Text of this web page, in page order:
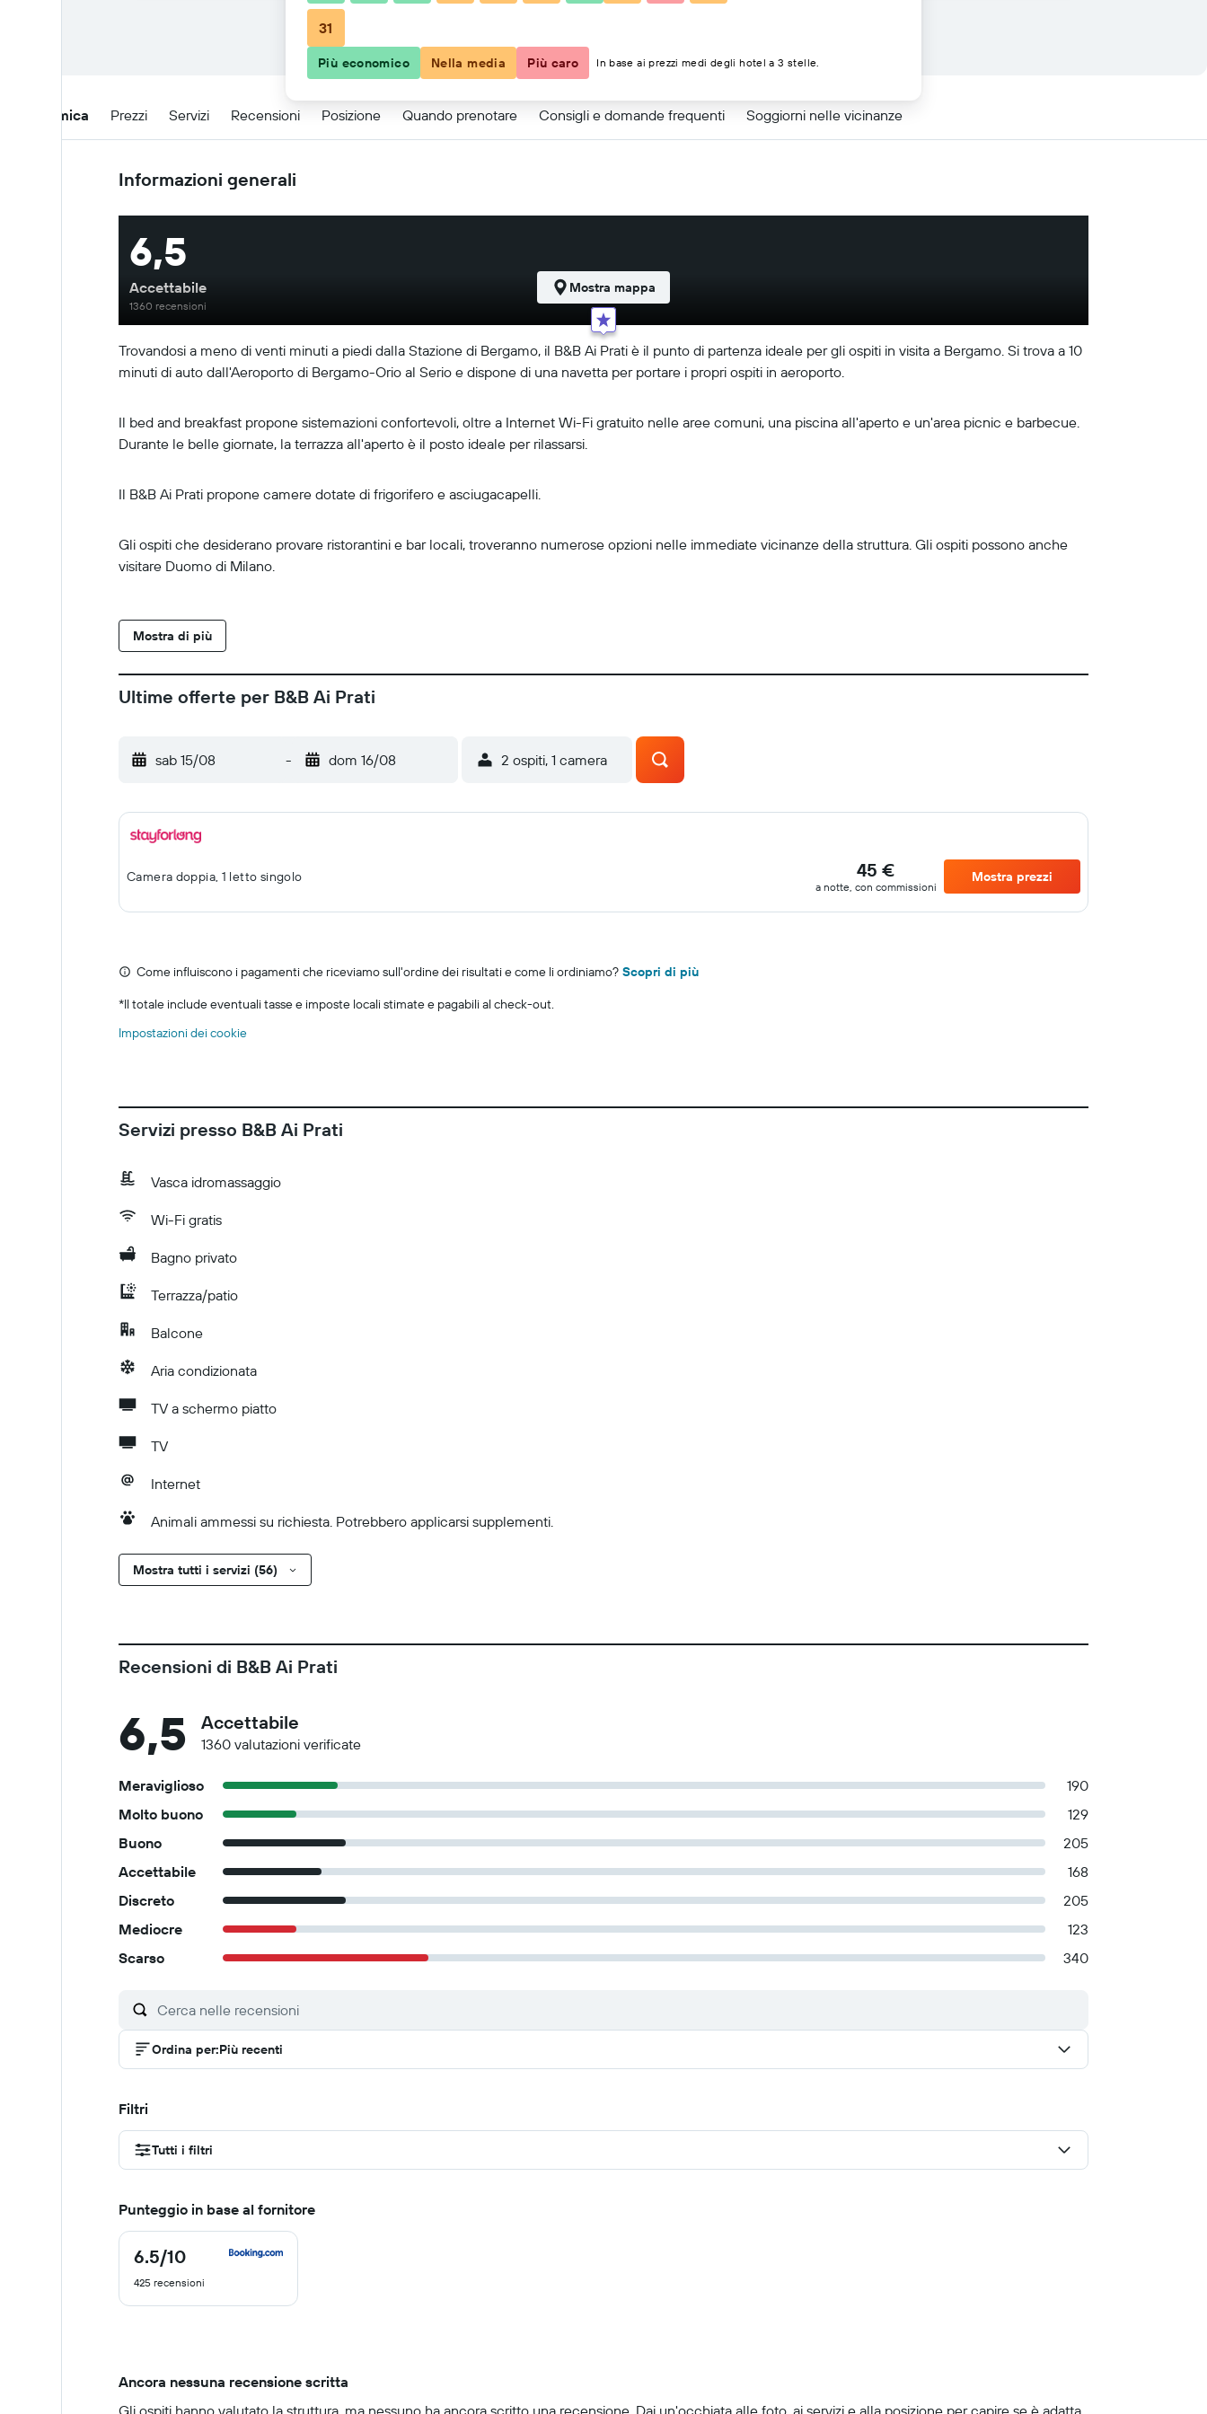
Panoramica Prezzi Servizi Recensioni Posizione Quando prenotare Consigli e domande frequenti Soggiorni nelle vicinanze
Informazioni generali
Trovandosi a meno di venti minuti a piedi dalla Stazione di Bergamo, il B&B Ai Prati è il punto di partenza ideale per gli ospiti in visita a Bergamo. Si trova a 10
minuti di auto dall'Aeroporto di Bergamo-Orio al Serio e dispone di una navetta per portare i propri ospiti in aeroporto.
Il bed and breakfast propone sistemazioni confortevoli, oltre a Internet Wi-Fi gratuito nelle aree comuni, una piscina all'aperto e un'area picnic e barbecue.
Durante le belle giornate, la terrazza all'aperto è il posto ideale per rilassarsi.
Il B&B Ai Prati propone camere dotate di frigorifero e asciugacapelli.
Gli ospiti che desiderano provare ristorantini e bar locali, troveranno numerose opzioni nelle immediate vicinanze della struttura. Gli ospiti possono anche
visitare Duomo di Milano.
Mostra di più
6,5
Accettabile
1360 recensioni
Mostra mappa
Ultime offerte per B&B Ai Prati
sab 15/08 - dom 16/08 2 ospiti, 1 camera
Camera doppia, 1 letto singolo 45 €
a notte, con commissioni
Mostra prezzi
Come influiscono i pagamenti che riceviamo sull'ordine dei risultati e come li ordiniamo? Scopri di più
*Il totale include eventuali tasse e imposte locali stimate e pagabili al check-out.
Impostazioni dei cookie
Servizi presso B&B Ai Prati
Vasca idromassaggio
Wi-Fi gratis
Bagno privato
Terrazza/patio
Balcone
Aria condizionata
TV a schermo piatto
TV
Internet
Animali ammessi su richiesta. Potrebbero applicarsi supplementi.
Mostra tutti i servizi (56)
Recensioni di B&B Ai Prati
6,5 Accettabile
1360 valutazioni verificate
Meraviglioso
190
Molto buono
129
Buono
205
Accettabile
168
Discreto
205
Mediocre
123
Scarso
340
Ordina per:Più recenti
Filtri
Tutti i filtri
Punteggio in base al fornitore
6.5/10
6.5
10
425 recensioni
Ancora nessuna recensione scritta
Gli ospiti hanno valutato la struttura, ma nessuno ha ancora scritto una recensione. Dai un'occhiata alle foto, ai servizi e alla posizione per capire se è adatta
31
Più economico Nella media Più caro In base ai prezzi medi degli hotel a 3 stelle.